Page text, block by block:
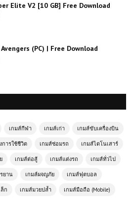
Elite V2 [10 GB] Free Download
Avengers (PC) | Free Download
เกมส์กีฬา เกมส์เก่า เกมส์ขับเครื่องบิน
การใช้ชีวิต เกมส์ซ่อมรถ เกมส์ไดโนเสาร์
เกมส์ต่อสู้ เกมส์แต่งรถ เกมส์ทั่วไป
ยาน เกมส์ผจญภัย เกมส์ฟุตบอล
ก เกมส์มวยปล้ำ เกมส์มือถือ (Mobile)